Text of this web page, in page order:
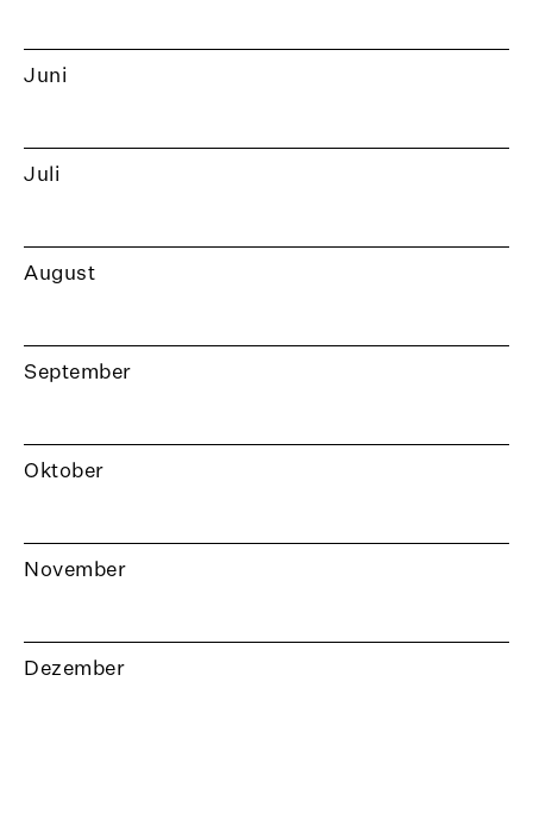
Juni
Juli
August
September
Oktober
November
Dezember